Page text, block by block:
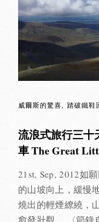
威爾斯的驚喜 踏破鐵鞋
流浪式旅行三十
車 The Great
21st, Sep, 2012如
的山坡向上，緩慢
燒出的輕煙繚繞，